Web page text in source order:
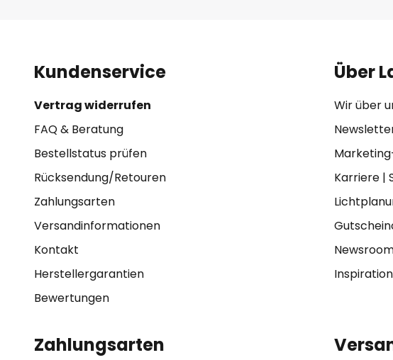
Kundenservice
Vertrag widerrufen
FAQ & Beratung
Bestellstatus prüfen
Rücksendung/Retouren
Zahlungsarten
Versandinformationen
Kontakt
Herstellergarantien
Bewertungen
Über
Wir über
Karriere|
Inspiration
Zahlungsarten